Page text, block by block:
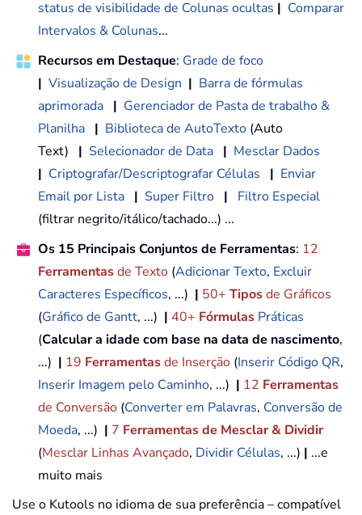
status de visibilidade de Colunas ocultas | Comparar
Intervalos & Colunas...
Recursos em Destaque: Grade de foco
| Visualização de Design | Barra de fórmulas
aprimorada | Gerenciador de Pasta de trabalho &
Planilha | Biblioteca de AutoTexto (Auto
Text) | Selecionador de Data | Mesclar Dados
| Criptografar/Descriptografar Células | Enviar
Email por Lista | Super Filtro |
Filtro Especial
(filtrar negrito/itálico/tachado...) ...
Os 15 Principais Conjuntos de Ferramentas: 12
Ferramentasde Texto (Adicionar Texto, Excluir
Caracteres Específicos, ...) | 50+ Tiposde Gráficos
(Gráfico de Gantt, ...) | 40+ Fórmulas Práticas
(Calcular a idade com base na data de nascimento,
...) | 19 Ferramentasde Inserção (Inserir Código QR,
Inserir Imagem pelo Caminho, ...) | 12 Ferramentas
de Conversão (Converter em Palavras, Conversão de
Moeda, ...) | 7 Ferramentas de Mesclar & Dividir
(Mesclar Linhas Avançado, Dividir Células, ...) | ...e
muito mais
Use o Kutools no idioma de sua preferência – compatível